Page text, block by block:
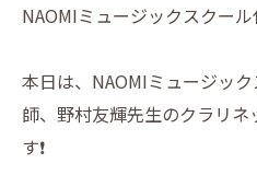
NAOMIミュージックスクー
本日は、NAOMIミュージッ
師、野村友輝先生のクラリ
す❗️